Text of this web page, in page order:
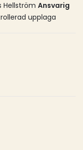
Hellström Ansvarig
upplaga